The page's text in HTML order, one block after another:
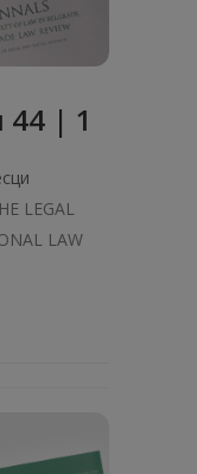
| 1
LEGAL
LAW